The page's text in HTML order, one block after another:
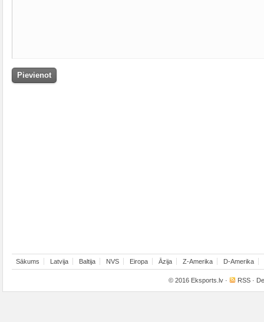
Sākums Latvija Baltija NVS Eiropa Āzija Z-Amerika D-Amerika
© 2016 Eksports.lv · RSS ·